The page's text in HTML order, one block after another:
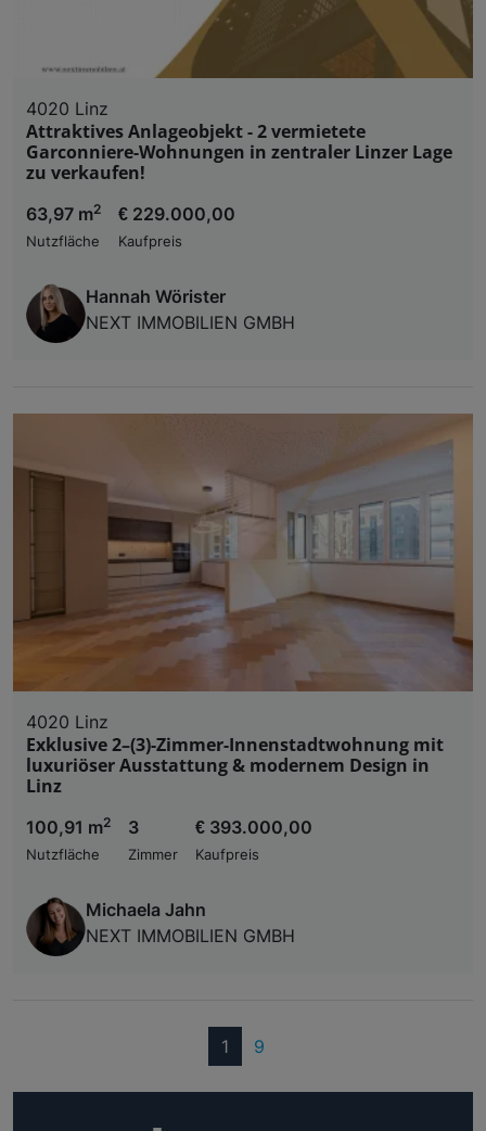
4020 Linz
Attraktives Anlageobjekt - 2 vermietete
Garconniere-Wohnungen in zentraler Linzer Lage
zu verkaufen!
63,97 m2
Nutzfläche
€ 229.000,00
Kaufpreis
Hannah Wörister
NEXT IMMOBILIEN GMBH
4020 Linz
Exklusive 2–(3)-Zimmer-Innenstadtwohnung mit
luxuriöser Ausstattung & modernem Design in
Linz
100,91 m2
Nutzfläche
3
Zimmer
€ 393.000,00
Kaufpreis
Michaela Jahn
NEXT IMMOBILIEN GMBH
1 (current)
9